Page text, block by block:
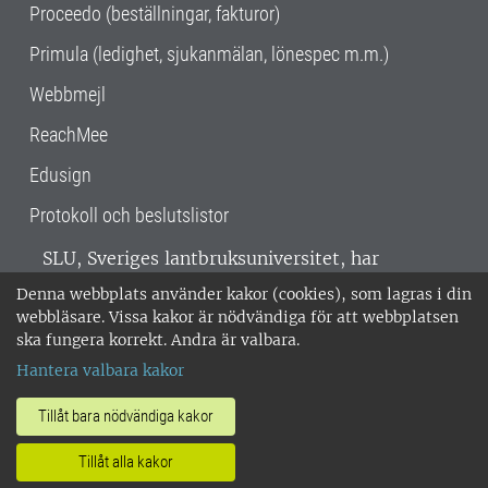
Denna webbplats använder kakor (cookies), som lagras i din
webbläsare. Vissa kakor är nödvändiga för att webbplatsen
ska fungera korrekt. Andra är valbara.
Hantera valbara kakor
Tillåt bara nödvändiga kakor
Tillåt alla kakor
Proceedo (beställningar, fakturor)
Primula (ledighet, sjukanmälan, lönespec m.m.)
Webbmejl
ReachMee
Edusign
Protokoll och beslutslistor
SLU, Sveriges lantbruksuniversitet, har
verksamhet över hela Sverige. Huvudorter är
Alnarp, Uppsala och Umeå.SLU är
miljöcertifierat enligt ISO 14001. •
018-67 10 00 • Org nr: 202100-2817 •
Om SLU:s webbplatser
•Hantera kakor•Behandling av
personuppgifter